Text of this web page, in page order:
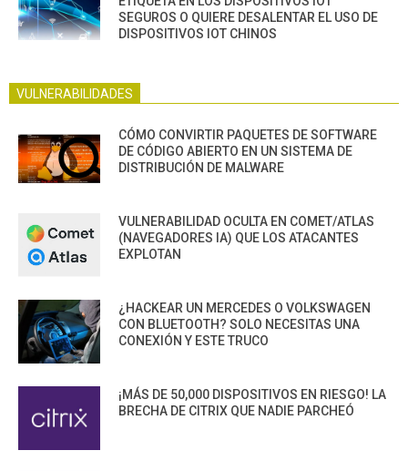
SEGUROS O QUIERE DESALENTAR EL USO DE
DISPOSITIVOS IOT CHINOS
VULNERABILIDADES
CÓMO CONVIRTIR PAQUETES DE SOFTWARE
DE CÓDIGO ABIERTO EN UN SISTEMA DE
DISTRIBUCIÓN DE MALWARE
VULNERABILIDAD OCULTA EN COMET/ATLAS
(NAVEGADORES IA) QUE LOS ATACANTES
EXPLOTAN
¿HACKEAR UN MERCEDES O VOLKSWAGEN
CON BLUETOOTH? SOLO NECESITAS UNA
CONEXIÓN Y ESTE TRUCO
¡MÁS DE 50,000 DISPOSITIVOS EN RIESGO! LA
BRECHA DE CITRIX QUE NADIE PARCHEÓ